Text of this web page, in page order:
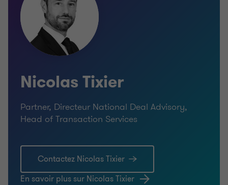
Nicolas Tixier
Partner, Directeur National Deal Advisory,
Head of Transaction Services
Contactez Nicolas Tixier
En savoir plus sur Nicolas Tixier